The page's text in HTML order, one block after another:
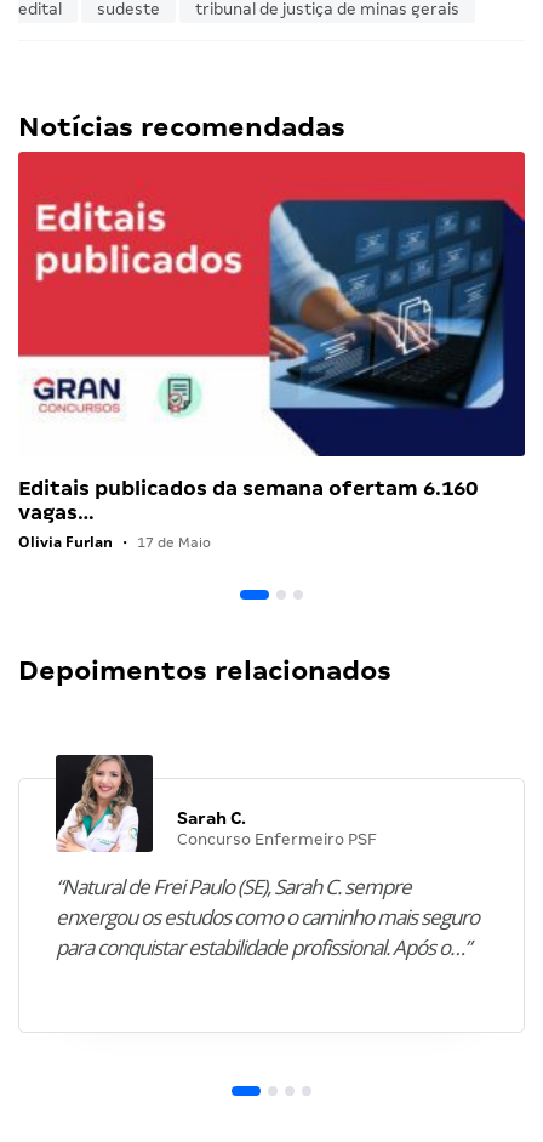
edital sudeste tribunal de justiça de minas gerais
Notícias recomendadas
Editais publicados da semana ofertam 6.160
vagas…
Olivia Furlan • 17 de Maio
Depoimentos relacionados
Sarah C.
Concurso Enfermeiro PSF
“Natural de Frei Paulo (SE), Sarah C. sempre
enxergou os estudos como o caminho mais seguro
para conquistar estabilidade profissional. Após o…”